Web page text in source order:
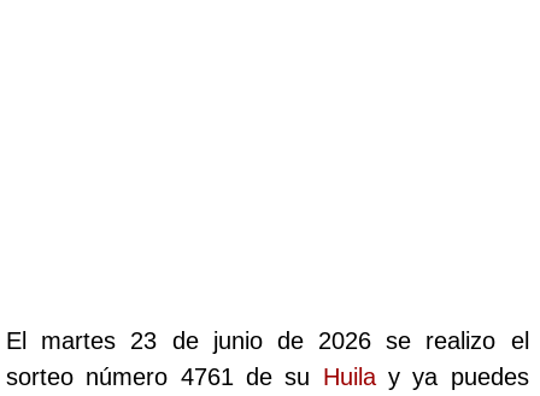
Cafeterito Noche
El martes 23 de junio de 2026 se realizo el
sorteo número 4761 de su Huilay ya puedes